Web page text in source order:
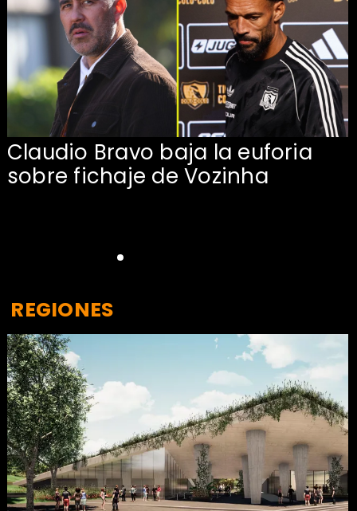
Claudio Bravo baja la euforia
sobre fichaje de Vozinha
REGIONES